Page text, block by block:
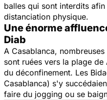
balles qui sont interdits
distanciation physique.
Une énorme
Diab
A Casablanca,
sont ruées vers la plage
du déconfinement. Les
Casablanca) s'y
faire du jogging ou se